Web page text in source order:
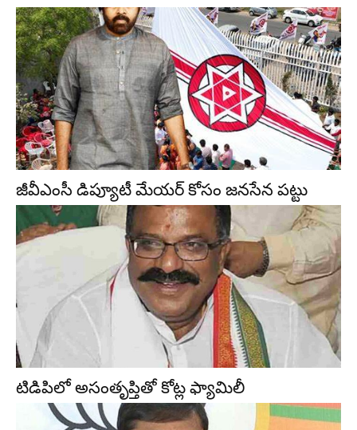
జీవీఎంసీ డిప్యూటీ మేయర్ కోసం జనసేన పట్టు
టిడిపిలో అసంతృప్తితో కోట్ల ఫ్యామిలీ